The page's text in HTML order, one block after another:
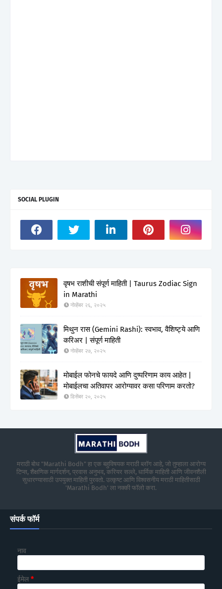
SOCIAL PLUGIN
वृषभ राशीची संपूर्ण माहिती | Taurus Zodiac Sign
in Marathi
नोव्हेंबर २६, २०२५
मिथुन रास (Gemini Rashi): स्वभाव, वैशिष्ट्ये आणि
करिअर | संपूर्ण माहिती
नोव्हेंबर २७, २०२५
मोबाईल फोनचे फायदे आणि दुष्परिणाम काय आहेत |
मोबाईलचा अतिवापर आरोग्यावर कसा परिणाम करतो?
डिसेंबर २०, २०२५
मराठी बोध "Marathi Bodh" हा एक बहुविषयक मराठी ब्लॉग आहे, जो तुम्हाला आरोग्य
टिप्स, शैक्षणिक मार्गदर्शन, प्रवास अनुभव, करियर सल्ले, धार्मिक माहिती आणि जीवनशैली
सुधारण्यासाठी उपयुक्त माहिती पुरवतो. उत्कृष्ट आणि विश्वसनीय मराठी माहितीसाठी
'Marathi Bodh' ला नक्की फॉलो करा.
संपर्क फॉर्म
नाव
ईमेल *